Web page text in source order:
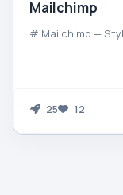
Mailchimp
# Mailchimp —
25 12